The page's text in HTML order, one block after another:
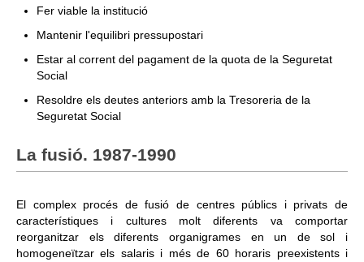
Fer viable la institució
Mantenir l'equilibri pressupostari
Estar al corrent del pagament de la quota de la Seguretat
Social
Resoldre els deutes anteriors amb la Tresoreria de la
Seguretat Social
La fusió. 1987-1990
El complex procés de fusió de centres públics i privats de
característiques i cultures molt diferents va comportar
reorganitzar els diferents organigrames en un de sol i
homogeneïtzar els salaris i més de 60 horaris preexistents i